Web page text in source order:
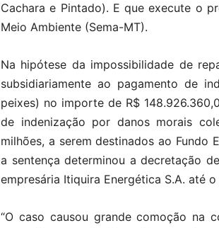
Cachara e Pintado). E que execute o
Meio Ambiente (Sema-MT).
Na hipótese da impossibilidade de
subsidiariamente ao pagamento de
peixes) no importe de R$
de indenização por danos morais
milhões, a serem destinados ao Fundo
a sentença determinou a decretação
empresária Itiquira Energética S.A. até
“O caso causou grande comoção na